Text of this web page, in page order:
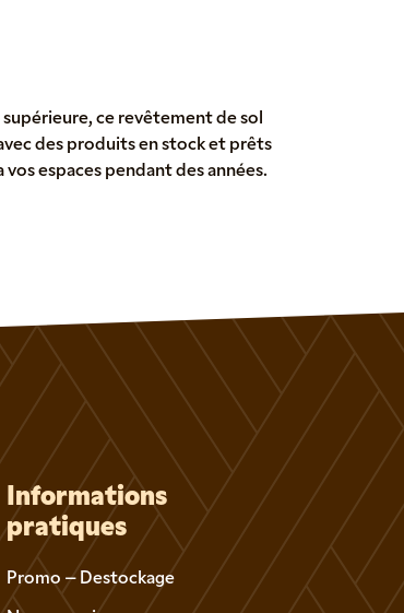
ce revêtement de sol
des produits en stock et prêts
espaces pendant des années.
Informations
pratiques
Promo – Destockage